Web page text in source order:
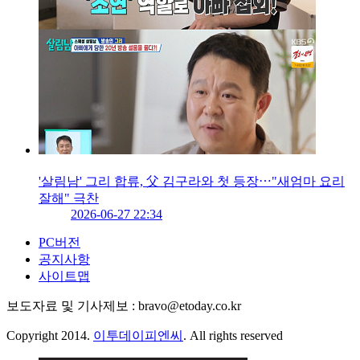
'살림남' 그리 합류, 父 김구라와 첫 등장⋯"새엄마 요리
잘해" 극찬
2026-06-27 22:34
PC버전
공지사항
사이트맵
보도자료 및 기사제보 : bravo@etoday.co.kr
Copyright 2014. 이투데이피엔씨 . All rights reserved